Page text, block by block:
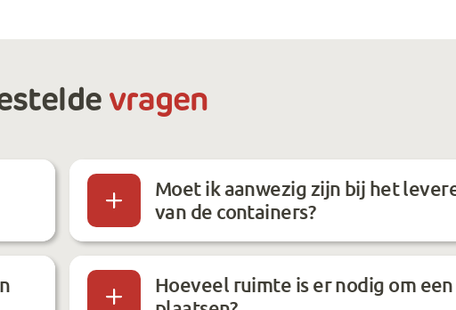
vragen
Moet ik aanwezig zijn bij het
van de containers?
Hoeveel ruimte is er nodig om